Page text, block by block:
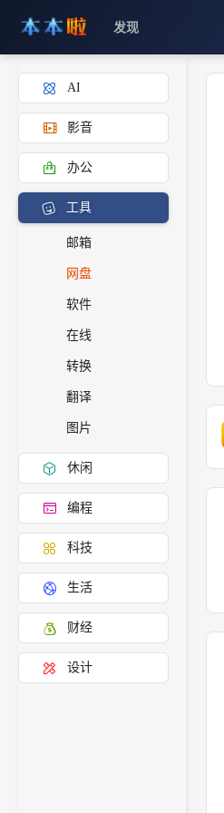
发现
AI
影音
办公
工具
邮箱
网盘
软件
在线
转换
翻译
图片
休闲
编程
科技
生活
财经
设计